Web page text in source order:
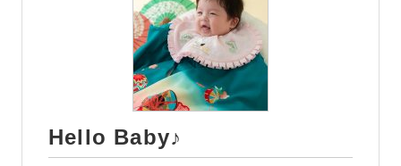
Hello Baby♪